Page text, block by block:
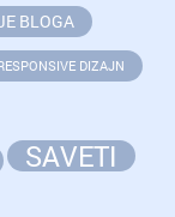
BLOGA
DIZAJN
SAVETI